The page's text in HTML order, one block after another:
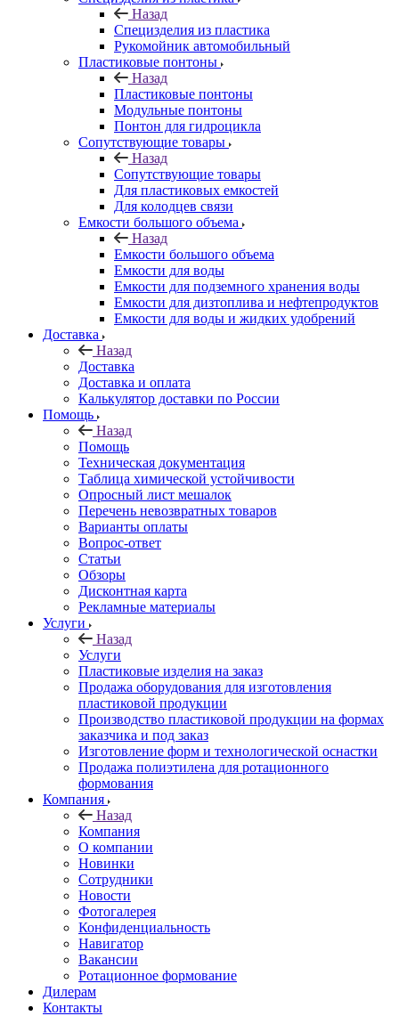
Назад
Специзделия из пластика
Рукомойник автомобильный
Пластиковые понтоны
Назад
Пластиковые понтоны
Модульные понтоны
Понтон для гидроцикла
Сопутствующие товары
Назад
Сопутствующие товары
Для пластиковых емкостей
Для колодцев связи
Емкости большого объема
Назад
Емкости большого объема
Емкости для воды
Емкости для подземного хранения воды
Емкости для дизтоплива и нефтепродуктов
Емкости для воды и жидких удобрений
Доставка
Назад
Доставка
Доставка и оплата
Калькулятор доставки по России
Помощь
Назад
Помощь
Техническая документация
Таблица химической устойчивости
Опросный лист мешалок
Перечень невозвратных товаров
Варианты оплаты
Вопрос-ответ
Статьи
Обзоры
Дисконтная карта
Рекламные материалы
Услуги
Назад
Услуги
Пластиковые изделия на заказ
Продажа оборудования для изготовления
пластиковой продукции
Производство пластиковой продукции на формах
заказчика и под заказ
Изготовление форм и технологической оснастки
Продажа полиэтилена для ротационного
формования
Компания
Назад
Компания
О компании
Новинки
Сотрудники
Новости
Фотогалерея
Конфиденциальность
Навигатор
Вакансии
Ротационное формование
Дилерам
Контакты